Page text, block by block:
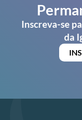
Inscreva-se
da